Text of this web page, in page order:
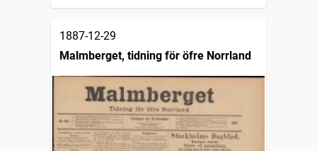
1887-12-29
Malmberget, tidning för öfre Norrland